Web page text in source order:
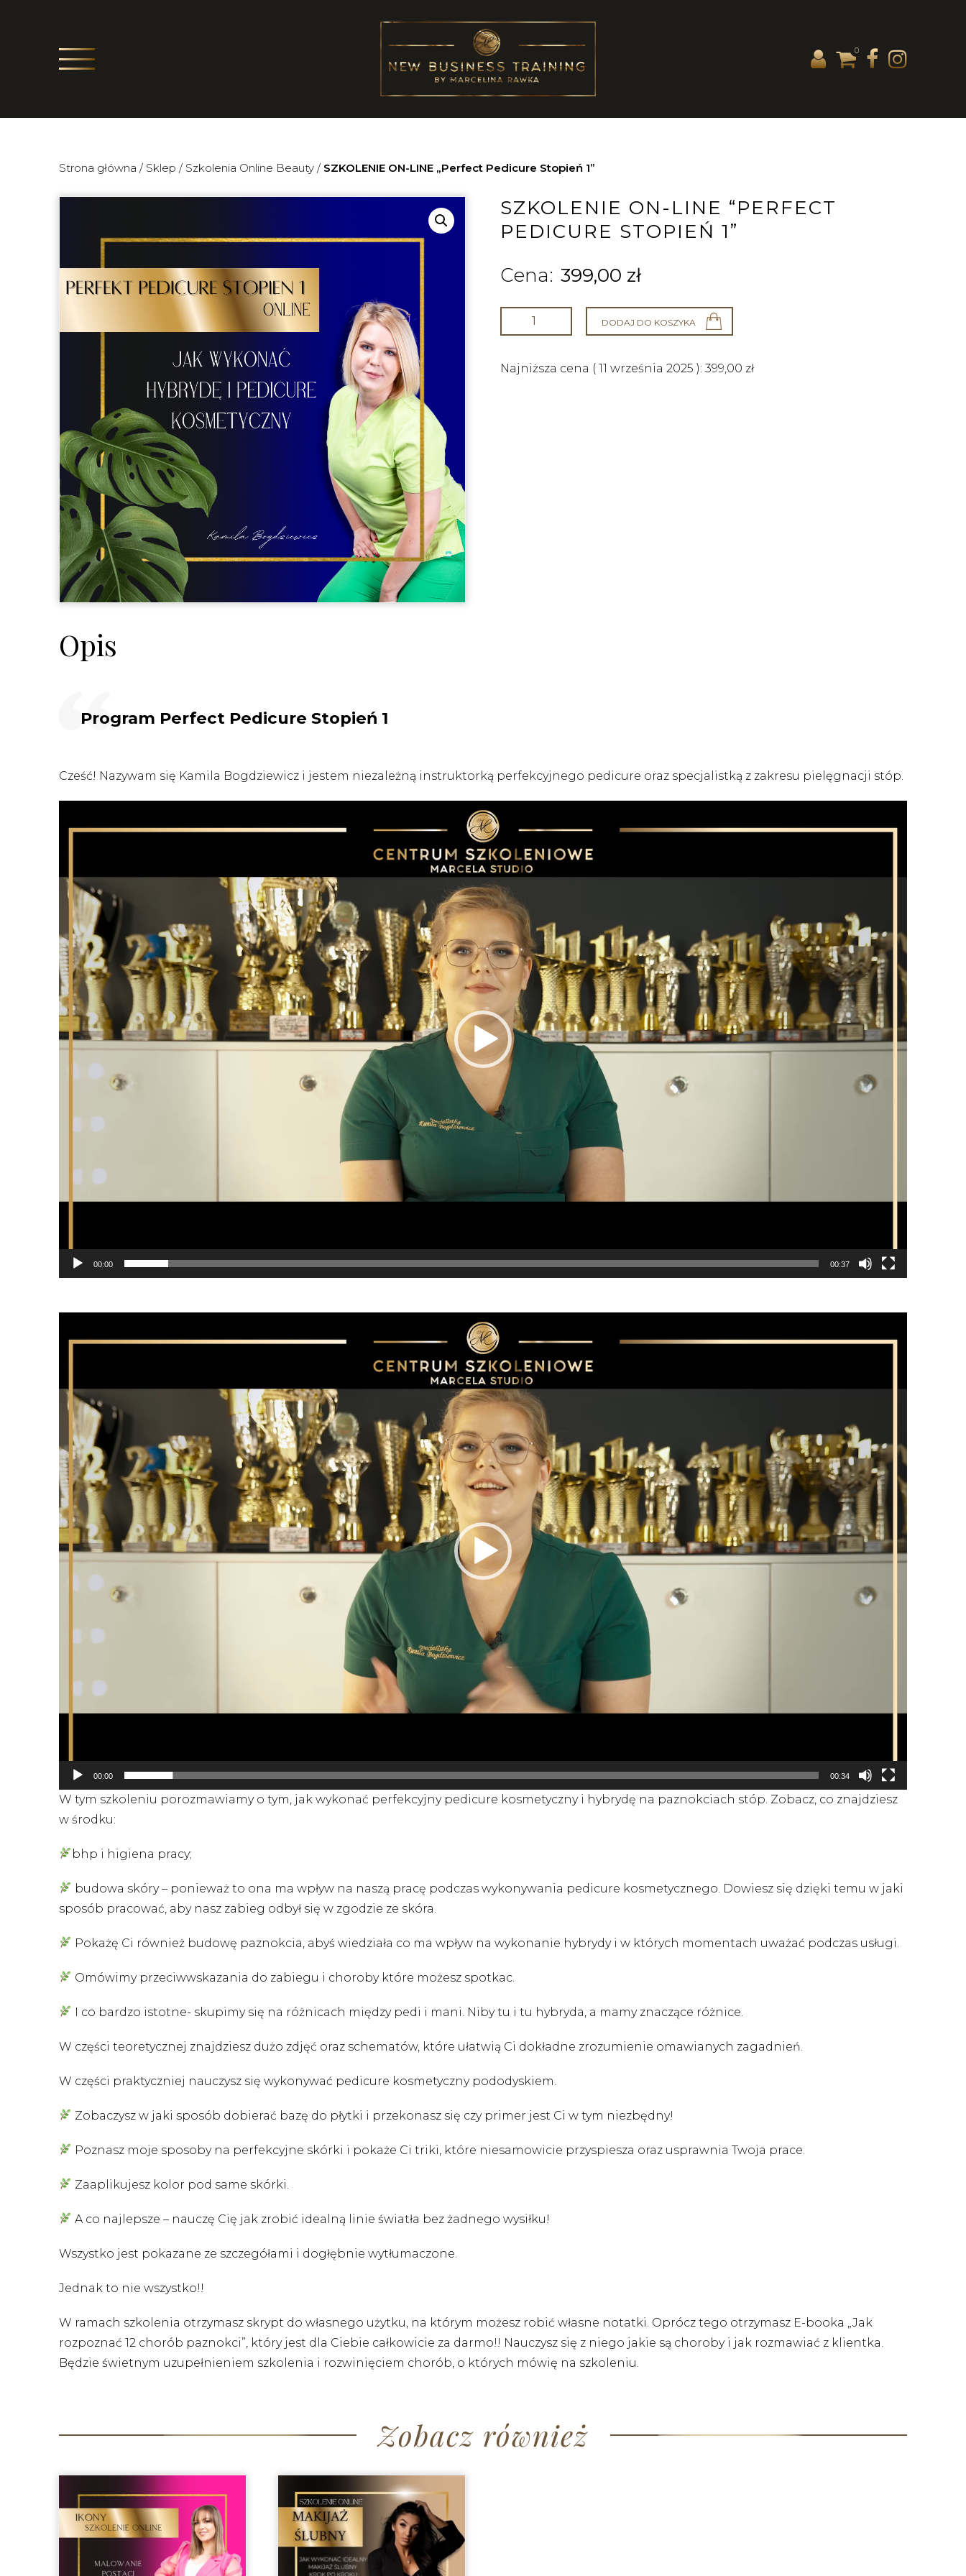
0
Strona główna / Sklep / Szkolenia Online Beauty / SZKOLENIE ON-LINE „Perfect Pedicure Stopień 1”
SZKOLENIE ON-LINE “PERFECT
PEDICURE STOPIEŃ 1”
399,00 zł
DODAJ DO KOSZYKA
Najniższa cena (11 września 2025 ): 399,00 zł
Opis
Program Perfect Pedicure Stopień 1
Cześć! Nazywam się Kamila Bogdziewicz i jestem niezależną instruktorką perfekcyjnego pedicure oraz specjalistką z zakresu pielęgnacji stóp.
video
00:00 00:37
video
00:00 00:34
W tym szkoleniu porozmawiamy o tym, jak wykonać perfekcyjny pedicure kosmetyczny i hybrydę na paznokciach stóp. Zobacz, co znajdziesz
w środku:
bhp i higiena pracy;
budowa skóry – ponieważ to ona ma wpływ na naszą pracę podczas wykonywania pedicure kosmetycznego. Dowiesz się dzięki temu w jaki
sposób pracować, aby nasz zabieg odbył się w zgodzie ze skóra.
Pokażę Ci również budowę paznokcia, abyś wiedziała co ma wpływ na wykonanie hybrydy i w których momentach uważać podczas usługi.
Omówimy przeciwwskazania do zabiegu i choroby które możesz spotkac.
I co bardzo istotne- skupimy się na różnicach między pedi i mani. Niby tu i tu hybryda, a mamy znaczące różnice.
W części teoretycznej znajdziesz dużo zdjęć oraz schematów, które ułatwią Ci dokładne zrozumienie omawianych zagadnień.
W części praktyczniej nauczysz się wykonywać pedicure kosmetyczny pododyskiem.
Zobaczysz w jaki sposób dobierać bazę do płytki i przekonasz się czy primer jest Ci w tym niezbędny!
Poznasz moje sposoby na perfekcyjne skórki i pokaże Ci triki, które niesamowicie przyspiesza oraz usprawnia Twoja prace.
Zaaplikujesz kolor pod same skórki.
A co najlepsze – nauczę Cię jak zrobić idealną linie światła bez żadnego wysiłku!
Wszystko jest pokazane ze szczegółami i dogłębnie wytłumaczone.
Jednak to nie wszystko!!
W ramach szkolenia otrzymasz skrypt do własnego użytku, na którym możesz robić własne notatki. Oprócz tego otrzymasz E-booka „Jak
rozpoznać 12 chorób paznokci”, który jest dla Ciebie całkowicie za darmo!! Nauczysz się z niego jakie są choroby i jak rozmawiać z klientka.
Będzie świetnym uzupełnieniem szkolenia i rozwinięciem chorób, o których mówię na szkoleniu.
Zobacz również